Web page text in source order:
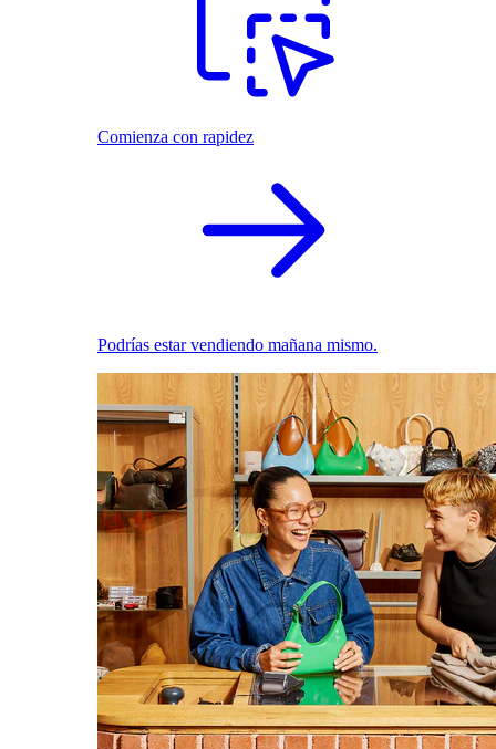
Comienza con rapidez
Podrías estar vendiendo mañana mismo.